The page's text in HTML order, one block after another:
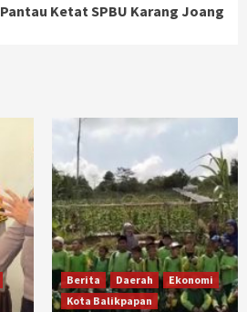
Pantau Ketat SPBU Karang Joang
Berita Daerah
Ekonomi
Kota Balikpapan